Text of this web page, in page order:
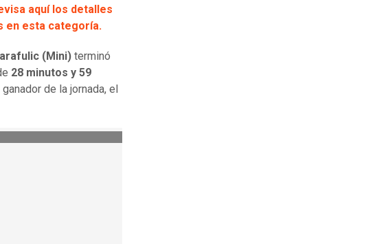
aquí los detalles
en esta categoría.
(Mini) terminó
28 minutos y 59
de la jornada, el